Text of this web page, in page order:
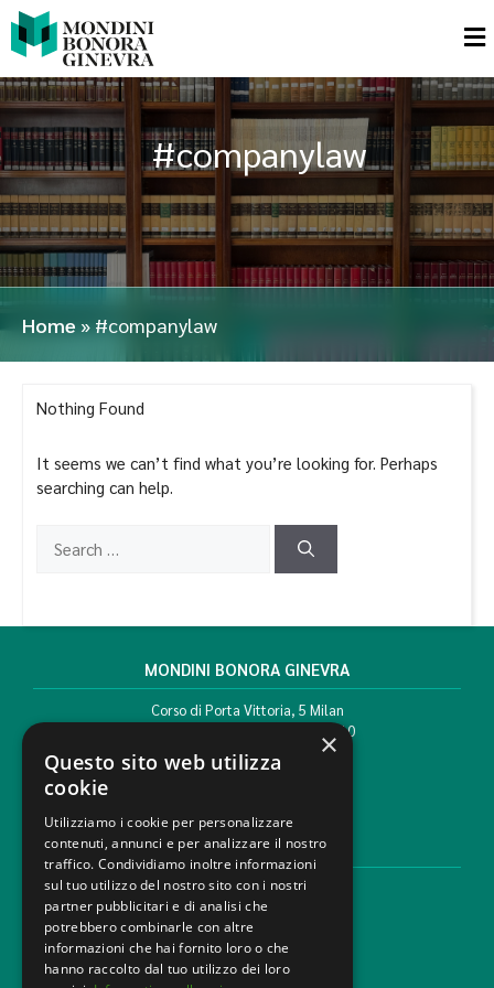
#companylaw
Home » #companylaw
Nothing Found
It seems we can’t find what you’re looking for. Perhaps
searching can help.
MONDINI BONORA GINEVRA
Corso di Porta Vittoria, 5 Milan
T. +39 02 777351 F. +39 02 784510
info@mbg.legal
LEGAL AREAS
Areas of expertise
Industries
Law firm
Contacts
×
Questo sito web utilizza
cookie
Utilizziamo i cookie per personalizzare
contenuti, annunci e per analizzare il nostro
traffico. Condividiamo inoltre informazioni
sul tuo utilizzo del nostro sito con i nostri
partner pubblicitari e di analisi che
potrebbero combinarle con altre
informazioni che hai fornito loro o che
hanno raccolto dal tuo utilizzo dei loro